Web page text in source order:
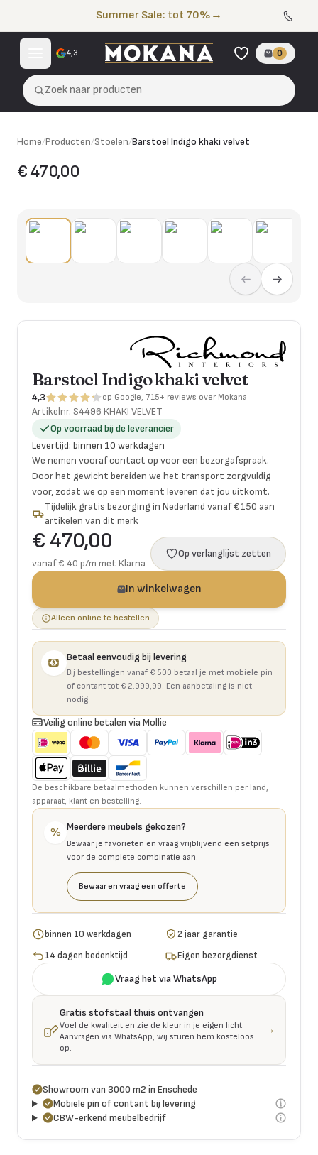
Summer Sale: tot 70% →
4,3 0
Zoek naar producten
Home/Producten/Stoelen/Barstoel Indigo khaki velvet
€ 470,00
Barstoel Indigo khaki velvet
4,3 op Google, 715+ reviews over Mokana
Artikelnr. S4496 KHAKI VELVET
Op voorraad bij de leverancier
Levertijd: binnen 10 werkdagen
We nemen vooraf contact op voor een bezorgafspraak.
Door het gewicht bereiden we het transport zorgvuldig
voor, zodat we op een moment leveren dat jou uitkomt.
Tijdelijk gratis bezorging in Nederland vanaf €150 aan
artikelen van dit merk
€ 470,00
vanaf € 40 p/m met Klarna
Op verlanglijst zetten
In winkelwagen
Alleen online te bestellen
Betaal eenvoudig bij levering
Bij bestellingen vanaf € 500 betaal je met mobiele pin
of contant tot € 2.999,99. Een aanbetaling is niet
nodig.
Veilig online betalen via Mollie
De beschikbare betaalmethoden kunnen verschillen per land,
apparaat, klant en bestelling.
% Meerdere meubels gekozen?
Bewaar je favorieten en vraag vrijblijvend een setprijs
voor de complete combinatie aan.
Bewaar en vraag een offerte
binnen 10 werkdagen
2 jaar garantie
14 dagen bedenktijd
Eigen bezorgdienst
Vraag het via WhatsApp
Gratis stofstaal thuis ontvangen
Voel de kwaliteit en zie de kleur in je eigen licht.
Aanvragen via WhatsApp, wij sturen hem kosteloos
op.
→
Showroom van 3000 m2 in Enschede
Mobiele pin of contant bij levering
CBW-erkend meubelbedrijf